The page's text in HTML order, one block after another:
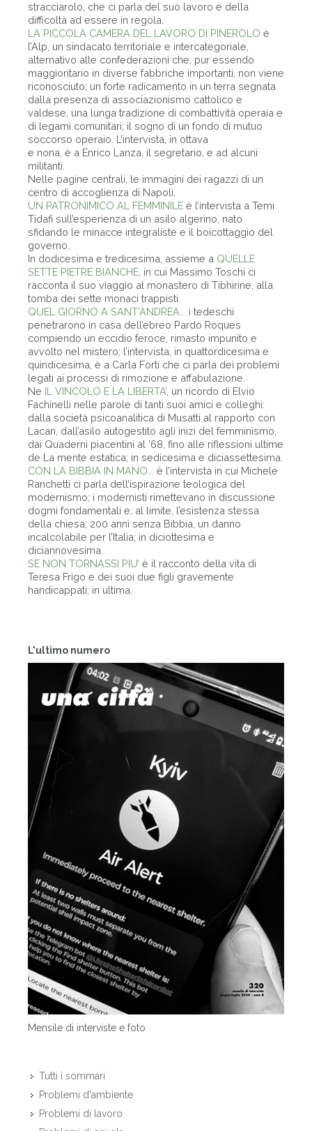
L'ultimo numero
Mensile di interviste e foto
Tutti i sommari
Problemi d'ambiente
Problemi di lavoro
stracciarolo, che ci parla del suo lavoro e della
difficoltà ad essere in regola.
LA PICCOLA CAMERA DEL LAVORO DI PINEROLO è
l’Alp, un sindacato territoriale e intercategoriale,
alternativo alle confederazioni che, pur essendo
maggioritario in diverse fabbriche importanti, non viene
riconosciuto; un forte radicamento in un terra segnata
dalla presenza di associazionismo cattolico e
valdese, una lunga tradizione di combattività operaia e
di legami comunitari; il sogno di un fondo di mutuo
soccorso operaio. L’intervista, in ottava
e nona, è a Enrico Lanza, il segretario, e ad alcuni
militanti.
Nelle pagine centrali, le immagini dei ragazzi di un
centro di accoglienza di Napoli.
UN PATRONIMICO AL FEMMINILE è l’intervista a Temi
Tidafi sull’esperienza di un asilo algerino, nato
sfidando le minacce integraliste e il boicottaggio del
governo.
In dodicesima e tredicesima, assieme a QUELLE
SETTE PIETRE BIANCHE , in cui Massimo Toschi ci
racconta il suo viaggio al monastero di Tibhirine, alla
tomba dei sette monaci trappisti.
QUEL GIORNO A SANT’ANDREA...
i tedeschi
penetrarono in casa dell’ebreo Pardo Roques
compiendo un eccidio feroce, rimasto impunito e
avvolto nel mistero; l’intervista, in quattordicesima e
quindicesima, è a Carla Forti che ci parla dei problemi
legati ai processi di rimozione e affabulazione.
Ne IL VINCOLO E LA LIBERTA’ , un ricordo di Elvio
Fachinelli nelle parole di tanti suoi amici e colleghi:
dalla società psicoanalitica di Musatti al rapporto con
Lacan, dall’asilo autogestito agli inizi del femminismo,
dai Quaderni piacentini al ‘68, fino alle riflessioni ultime
de La mente estatica; in sedicesima e diciassettesima.
CON LA BIBBIA IN MANO...
è l’intervista in cui Michele
Ranchetti ci parla dell’ispirazione teologica del
modernismo; i modernisti rimettevano in discussione
dogmi fondamentali e, al limite, l’esistenza stessa
della chiesa; 200 anni senza Bibbia, un danno
incalcolabile per l’Italia; in diciottesima e
diciannovesima.
SE NON TORNASSI PIU’ è il racconto della vita di
Teresa Frigo e dei suoi due figli gravemente
handicappati; in ultima.